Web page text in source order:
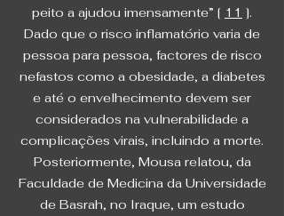
peito a ajudou imensamente” [ 11 ].
Dado que o risco inflamatório varia de
pessoa para pessoa, factores de risco
nefastos como a obesidade, a diabetes
e até o envelhecimento devem ser
considerados na vulnerabilidade a
complicações virais, incluindo a morte.
Posteriormente, Mousa relatou, da
Faculdade de Medicina da Universidade
de Basrah, no Iraque, um estudo